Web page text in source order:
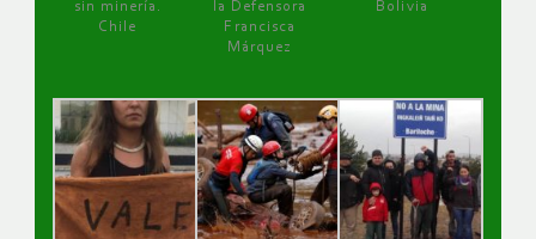
sin minería.
Chile
la Defensora
Francisca
Márquez
Bolivia